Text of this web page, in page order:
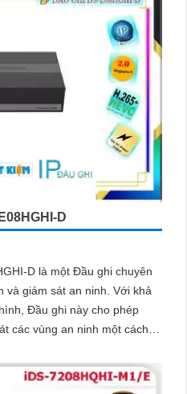
D
D là một Đầu ghi chuyên
sát an ninh. Với khả
Đầu ghi này cho phép
các vùng an ninh một cách